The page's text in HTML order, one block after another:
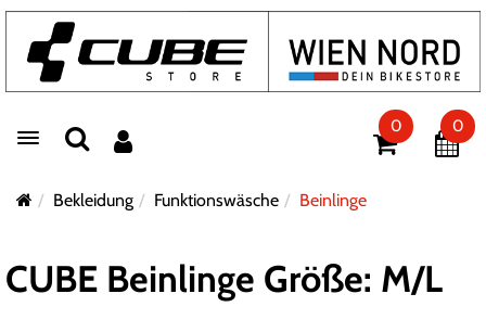
Toggle navigation
0 0
Bekleidung Funktionswäsche Beinlinge
CUBE Beinlinge Größe: M/L